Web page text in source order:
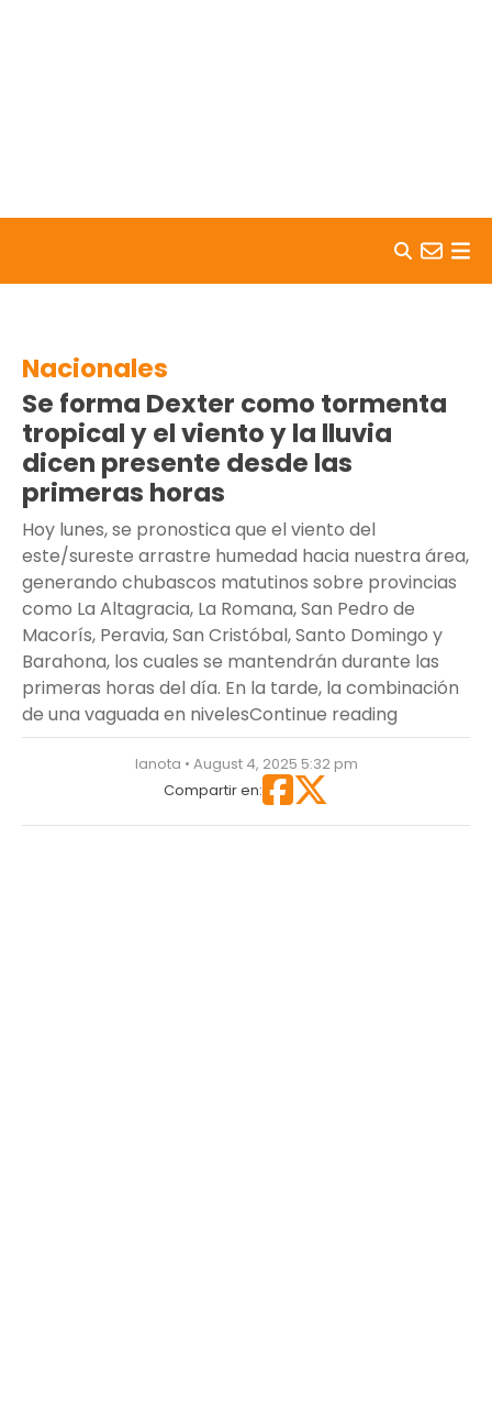
Nacionales
Se forma Dexter como tormenta
tropical y el viento y la lluvia
dicen presente desde las
primeras horas
Hoy lunes, se pronostica que el viento del
este/sureste arrastre humedad hacia nuestra área,
generando chubascos matutinos sobre provincias
como La Altagracia, La Romana, San Pedro de
Macorís, Peravia, San Cristóbal, Santo Domingo y
Barahona, los cuales se mantendrán durante las
primeras horas del día. En la tarde, la combinación
de una vaguada en nivelesContinue reading
lanota • August 4, 2025 5:32 pm
Compartir en: